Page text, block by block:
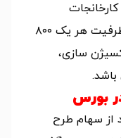
فولادسازی و ماشین ریخته گری به ظرفیت هر یک ۸۰۰
سازی،
بورس
درصد از سهام طرح